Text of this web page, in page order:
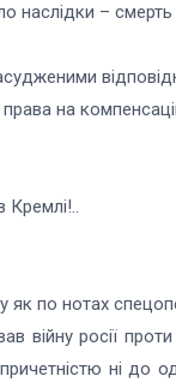
наслідки –
на
Кремлі!..
як по нотах
війну росії
ні до